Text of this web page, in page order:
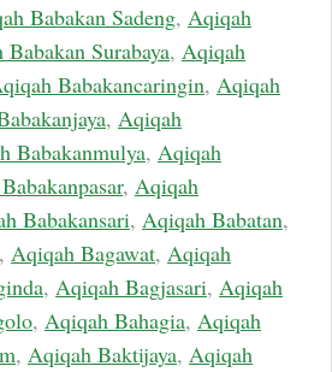
Babakan Sadeng, Aqiqah
Surabaya, Aqiqah
Babakancaringin, Aqiqah
, Aqiqah
Babakanmulya, Aqiqah
, Aqiqah
Babakansari, Aqiqah Babatan,
, Aqiqah Bagawat, Aqiqah
, Aqiqah Bagjasari, Aqiqah
, Aqiqah Bahagia, Aqiqah
, Aqiqah Baktijaya, Aqiqah